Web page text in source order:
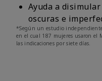
Ayuda a
oscuras e
*Según un estudio
en el cual 187 mujeres usaron el
las indicaciones por siete días.